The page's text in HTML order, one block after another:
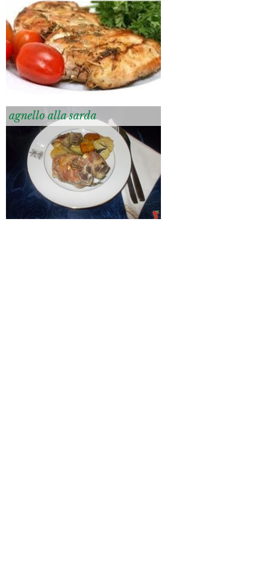
agnello alla sarda